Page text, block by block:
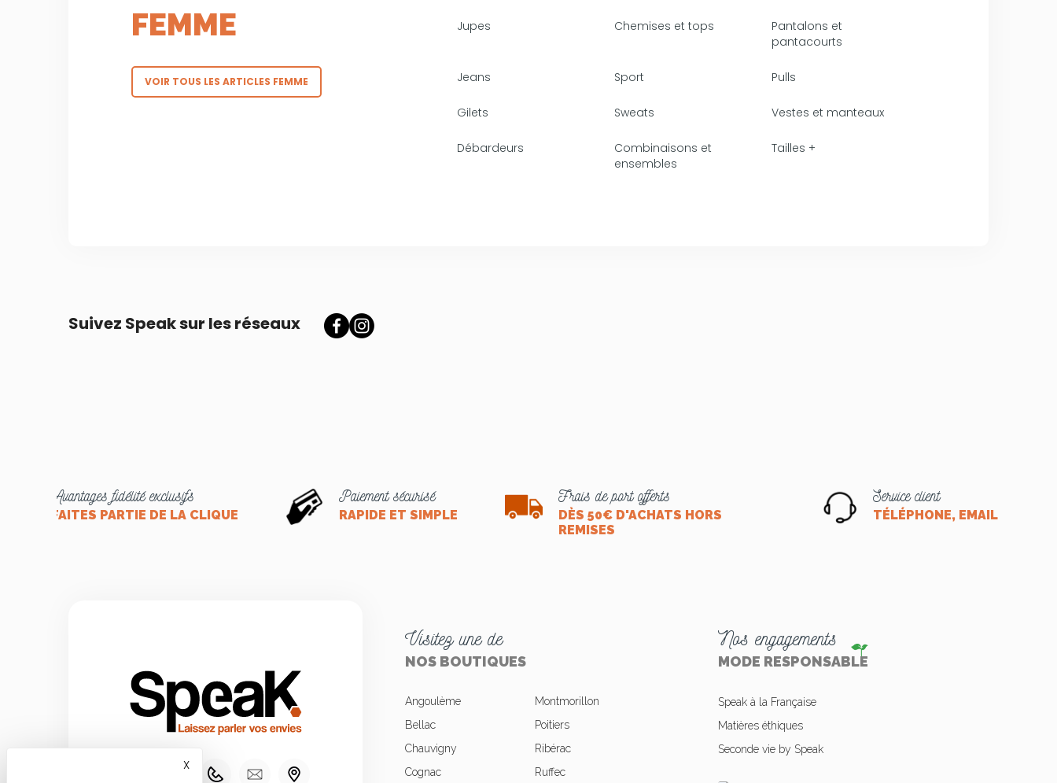
FEMME
VOIR TOUS LES ARTICLES FEMME
Jupes Chemises et tops
Pantalons et
pantacourts
Jeans Sport Pulls
Gilets Sweats Vestes et manteaux
Débardeurs
Combinaisons et
ensembles
Tailles +
Suivez Speak sur les réseaux
Avantages fidélité exclusifs
FAITES PARTIE DE LA CLIQUE
Paiement sécurisé
RAPIDE ET SIMPLE
Frais de port offerts
DÈS 50€ D'ACHATS HORS
REMISES
Service client
TÉLÉPHONE, EMAIL OU
Visitez une de
NOS BOUTIQUES
Angoulème
Bellac
Chauvigny
Cognac
Montmorillon
Poitiers
Ribérac
Ruffec
Nos engagements
MODE RESPONSABLE
Speak à la Française
Matières éthiques
Seconde vie by Speak
XMasquer le bandeau des cookies